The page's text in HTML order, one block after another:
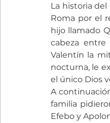
La historia
Roma por el
hijo llamado
cabeza
Valentín la
nocturna, le
el único Dios
A
familia
Efebo y